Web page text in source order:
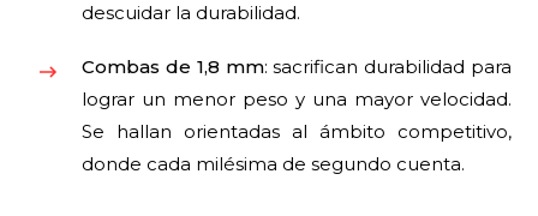
descuidar la durabilidad.
Combas de 1,8 mm: sacrifican durabilidad para
lograr un menor peso y una mayor velocidad.
Se hallan orientadas al ámbito competitivo,
donde cada milésima de segundo cuenta.